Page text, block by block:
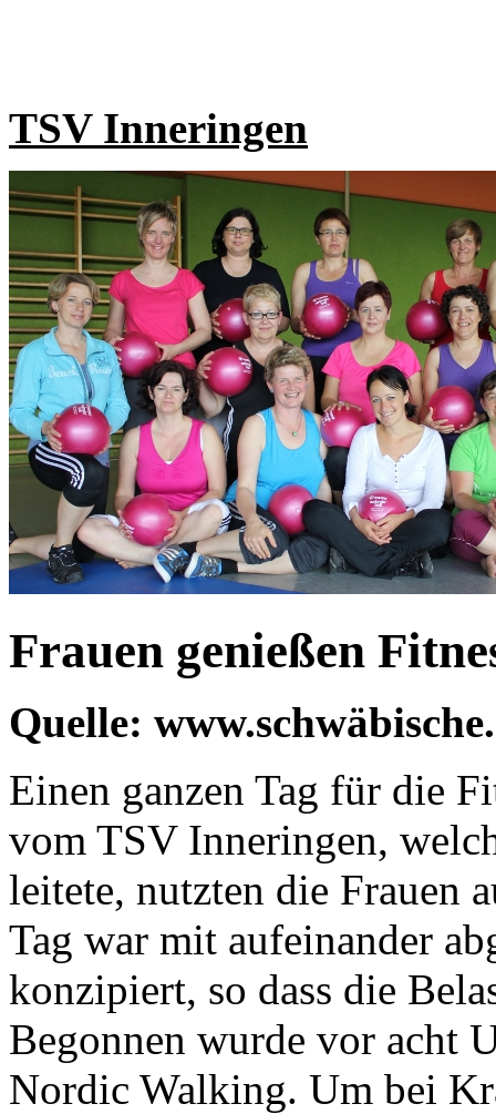
TSV Inneringen
Frauen genießen
Quelle:
Einen ganzen Tag für die
vom TSV Inneringen,
leitete, nutzten die Frauen
Tag war mit aufeinander
konzipiert, so dass die
Begonnen wurde vor acht
Nordic Walking. Um bei